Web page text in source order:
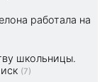
работала на
школьницы.
(7)